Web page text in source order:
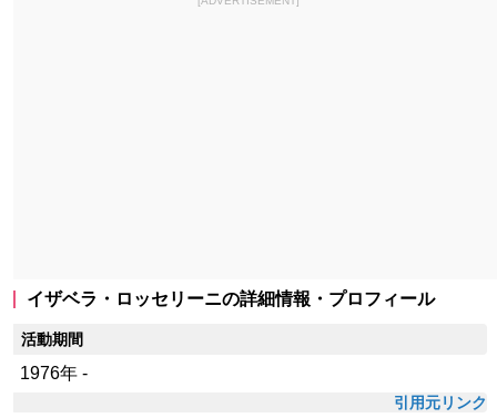
イザベラ・ロッセリーニの詳細情報・プロフィール
活動期間
1976年 -
引用元リンク